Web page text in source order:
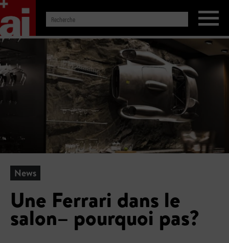
News
Une Ferrari dans le
salon– pourquoi pas?